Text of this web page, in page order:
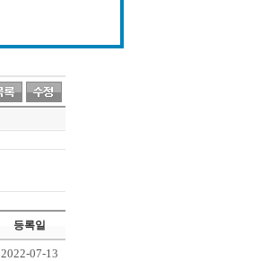
등록일
2022-07-13